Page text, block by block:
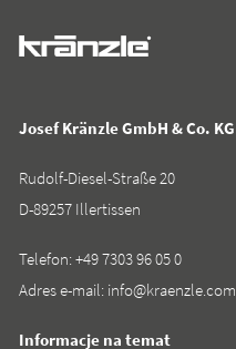
Josef Kränzle GmbH & Co. KG
Rudolf-Diesel-Straße 20
D-89257 Illertissen
Telefon:+49 7303 96 05 0
Adres e-mail: info@kraenzle.com
Informacje na temat